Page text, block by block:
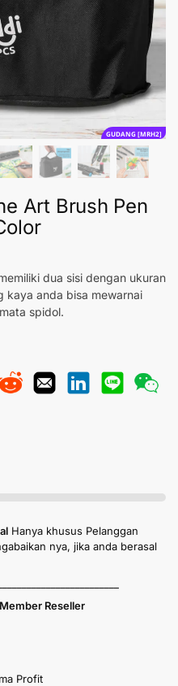
GUDANG [MRH2]
Art Brush Pen
dua sisi dengan ukuran
kaya anda bisa mewarnai
spidol.
Hanya khusus Pelanggan
nya, jika anda berasal
Reseller
Profit